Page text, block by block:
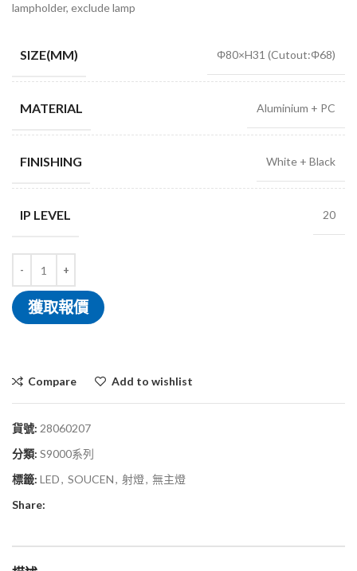
lampholder, exclude lamp
SIZE(MM) Φ80×H31 (Cutout:Φ68)
MATERIAL Aluminium + PC
FINISHING White + Black
IP LEVEL 20
獲取報價
Compare Add to wishlist
貨號: 28060207
分類: S9000系列
標籤: LED, SOUCEN, 射燈, 無主燈
Share: